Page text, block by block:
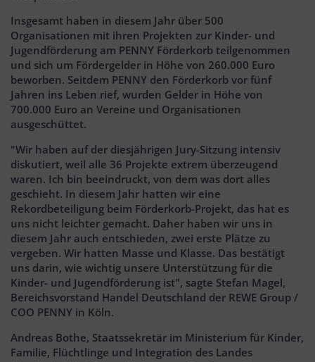
Insgesamt haben in diesem Jahr über 500
Organisationen mit ihren Projekten zur Kinder- und
Jugendförderung am PENNY Förderkorb teilgenommen
und sich um Fördergelder in Höhe von 260.000 Euro
beworben. Seitdem PENNY den Förderkorb vor fünf
Jahren ins Leben rief, wurden Gelder in Höhe von
700.000 Euro an Vereine und Organisationen
ausgeschüttet.
"Wir haben auf der diesjährigen Jury-Sitzung intensiv
diskutiert, weil alle 36 Projekte extrem überzeugend
waren. Ich bin beeindruckt, von dem was dort alles
geschieht. In diesem Jahr hatten wir eine
Rekordbeteiligung beim Förderkorb-Projekt, das hat es
uns nicht leichter gemacht. Daher haben wir uns in
diesem Jahr auch entschieden, zwei erste Plätze zu
vergeben. Wir hatten Masse und Klasse. Das bestätigt
uns darin, wie wichtig unsere Unterstützung für die
Kinder- und Jugendförderung ist", sagte Stefan Magel,
Bereichsvorstand Handel Deutschland der REWE Group /
COO PENNY in Köln.
Andreas Bothe, Staatssekretär im Ministerium für Kinder,
Familie, Flüchtlinge und Integration des Landes